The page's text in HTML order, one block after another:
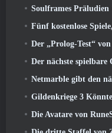
Soulframes Präludien
Fünf kostenlose Spiele, die Sie
Der „Prolog-Test“
Der nächste spielbare Charakter von
Netmarble gibt den
Gildenkriege 3 Könnte genau
Die Avatare von RuneScape werden im